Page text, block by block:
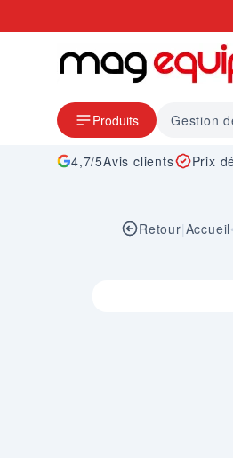
Produits Gestion
4,7/5Avis clients Prix
Retour|Accueil•